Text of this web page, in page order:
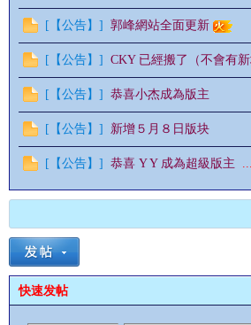
[ 【公告】 ] 郭峰網站全面更新
[ 【公告】 ] CKY 已經搬了（不會有新
[ 【公告】 ] 恭喜小杰成為版主
[ 【公告】 ] 新增５月８日版块
[ 【公告】 ] 恭喜 Y Y 成為超級版主 ...
快速发帖